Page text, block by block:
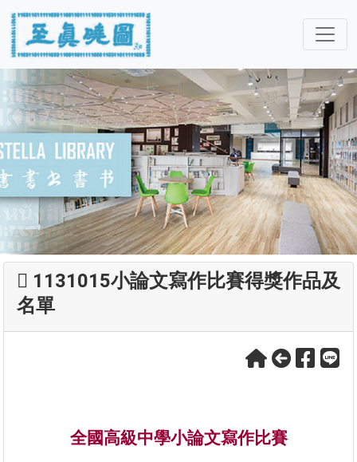
1131015小論文寫作比賽得獎作品及
名單
全國高級中學小論文寫作比賽